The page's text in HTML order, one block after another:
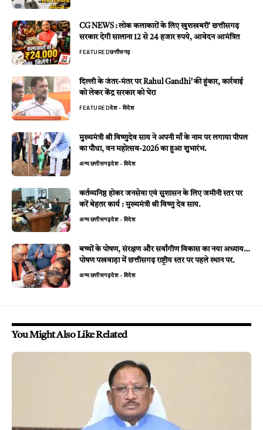
CG NEWS : लोक कलाकारों के लिए खुशखबरी’ छत्तीसगढ़
सरकार देगी सालाना 12 से 24 हजार रुपये, आवेदन आमंत्रित
FEATUREDछत्तीसगढ़
दिल्ली के जंतर-मंतर पर Rahul Gandhi’ की हुंकार, कार्रवाई
को लेकर केंद्र सरकार को घेरा
FEATUREDदेश - विदेश
मुख्यमंत्री श्री विष्णुदेव साय ने अपनी माँ के नाम पर लगाया पीपल
का पौधा, वन महोत्सव-2026 का हुआ शुभारंभ.
अन्यछत्तीसगढ़देश - विदेश
कर्तव्यनिष्ठ होकर जनसेवा एवं सुशासन के लिए जमीनी स्तर पर
करें बेहतर कार्य : मुख्यमंत्री श्री विष्णु देव साय.
अन्यछत्तीसगढ़देश - विदेश
बच्चों के पोषण, संरक्षण और सर्वांगीण विकास का नया अध्याय…
पोषण पखवाड़ा में छत्तीसगढ़ राष्ट्रीय स्तर पर पहले स्थान पर.
अन्यछत्तीसगढ़देश - विदेश
You Might Also Like Related